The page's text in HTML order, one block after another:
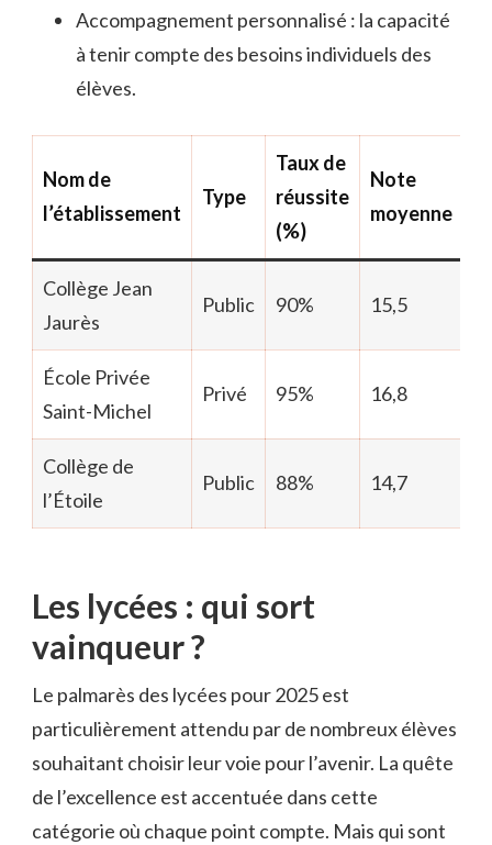
Accompagnement personnalisé : la capacité
à tenir compte des besoins individuels des
élèves.
Nom de
l’établissement
Type
Taux de
réussite
(%)
Note
moyenne
Collège Jean
Jaurès
Public 90% 15,5
École Privée
Saint-Michel
Privé 95% 16,8
Collège de
l’Étoile
Public 88% 14,7
Les lycées : qui sort
vainqueur ?
Le palmarès des lycées pour 2025 est
particulièrement attendu par de nombreux élèves
souhaitant choisir leur voie pour l’avenir. La quête
de l’excellence est accentuée dans cette
catégorie où chaque point compte. Mais qui sont